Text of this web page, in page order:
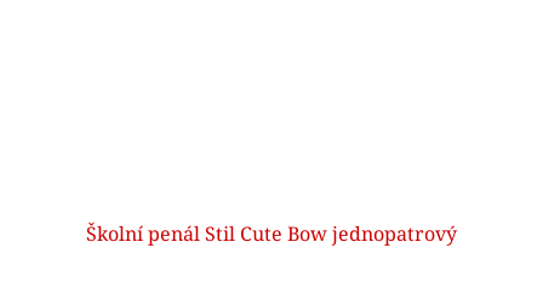
Školní penál Stil Cute Bow jednopatrový